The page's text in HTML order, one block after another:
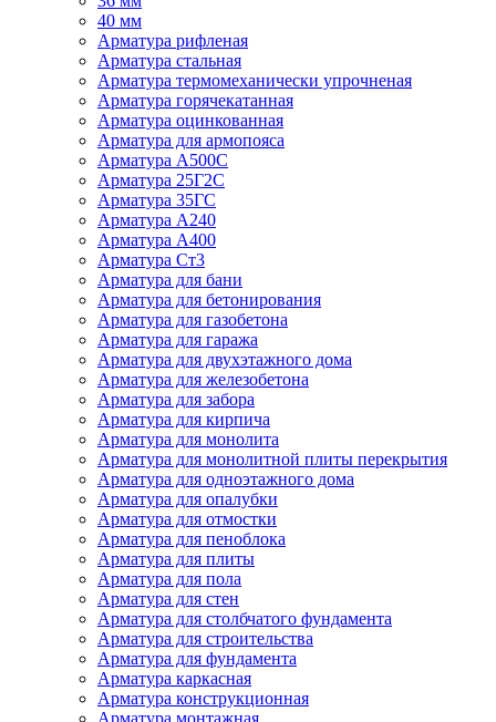
40 мм
Арматура рифленая
Арматура стальная
Арматура термомеханически упрочненая
Арматура горячекатанная
Арматура оцинкованная
Арматура для армопояса
Арматура A500С
Арматура 25Г2С
Арматура 35ГС
Арматура А240
Арматура А400
Арматура Ст3
Арматура для бани
Арматура для бетонирования
Арматура для газобетона
Арматура для гаража
Арматура для двухэтажного дома
Арматура для железобетона
Арматура для забора
Арматура для кирпича
Арматура для монолита
Арматура для монолитной плиты перекрытия
Арматура для одноэтажного дома
Арматура для опалубки
Арматура для отмостки
Арматура для пеноблока
Арматура для плиты
Арматура для пола
Арматура для стен
Арматура для столбчатого фундамента
Арматура для строительства
Арматура для фундамента
Арматура каркасная
Арматура конструкционная
Арматура монтажная